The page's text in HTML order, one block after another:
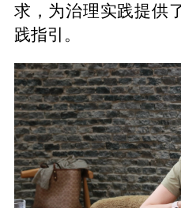
求，为治理实践提供
践指引。